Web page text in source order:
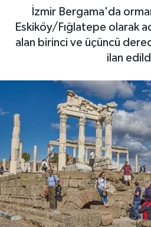
İzmir Bergama'da
Eskiköy/Fığlatepe olarak
alan birinci ve üçüncü
ilan
İzmir Trafik Yoğunluk
Süper Lig Puan Durumu
Tüm Manşetler
Son Dakika Haberleri
Haber Arşivi